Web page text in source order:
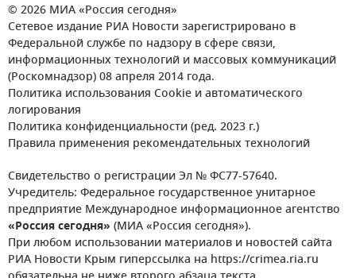
© 2026 МИА «Россия сегодня»
Сетевое издание РИА Новости зарегистрировано в
Федеральной службе по надзору в сфере связи,
информационных технологий и массовых коммуникаций
(Роскомнадзор) 08 апреля 2014 года.
Политика использования Cookie и автоматического
логирования
Политика конфиденциальности (ред. 2023 г.)
Правила применения рекомендательных технологий
Свидетельство о регистрации Эл № ФС77-57640.
Учредитель: Федеральное государственное унитарное
предприятие Международное информационное агентство
«Россия сегодня» (МИА «Россия сегодня»).
При любом использовании материалов и новостей сайта
РИА Новости Крым гиперссылка на https://crimea.ria.ru